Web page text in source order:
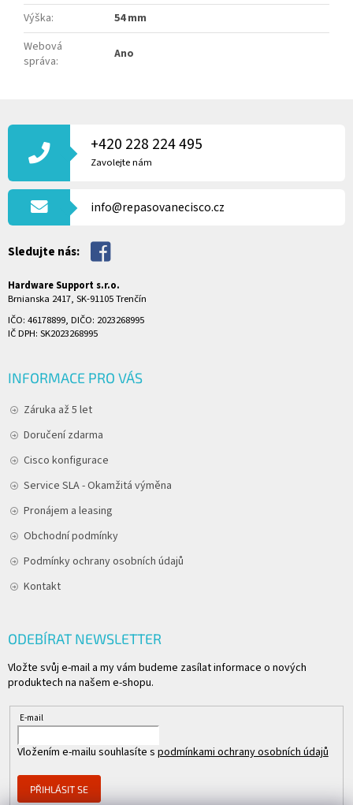
Výška:
54 mm
Webová
správa: Ano
Á
T
+420 228 224 495
Zavolejte nám
info@repasovanecisco.cz
Sledujte nás:
Hardware Support s.r.o.
Brnianska 2417, SK-91105 Trenčín
IČO: 46178899, DIČO: 2023268995
IČ DPH: SK2023268995
INFORMACE PRO VÁS
Záruka až 5 let
Doručení zdarma
Cisco konfigurace
Service SLA - Okamžitá výměna
Pronájem a leasing
Obchodní podmínky
Podmínky ochrany osobních údajů
Kontakt
ODEBÍRAT NEWSLETTER
Vložte svůj e-mail a my vám budeme zasílat informace o nových
produktech na našem e-shopu.
E-mail
Vložením e-mailu souhlasíte s podmínkami ochrany osobních údajů
PŘIHLÁSIT SE